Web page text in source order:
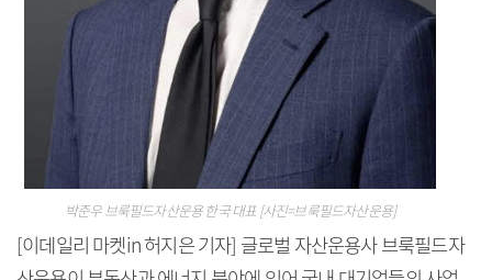
박준우 브룩필드자산운용 한국 대표 [사진=브룩필드자산운용]
[이데일리 마켓in 허지은 기자] 글로벌 자산운용사 브룩필드자